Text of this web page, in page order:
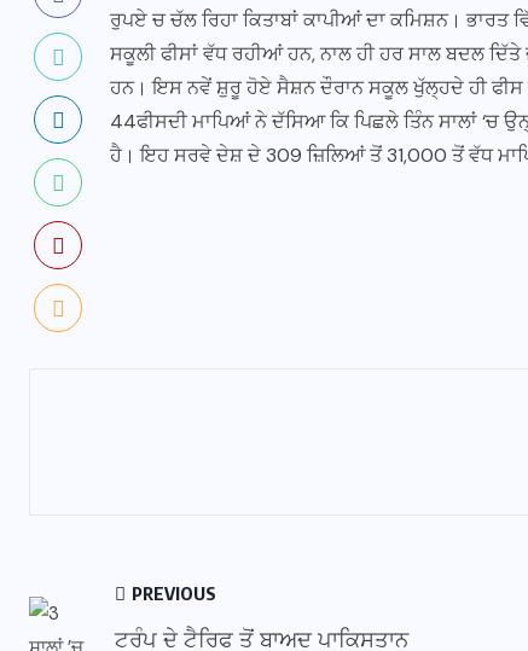
ਰੁਪਏ ਚ ਚੱਲ ਰਿਹਾ ਕਿਤਾਬਾਂ ਕਾਪੀਆਂ ਦਾ ਕਮਿਸ਼ਨ। ਭਾਰਤ
ਸਕੂਲੀ ਫੀਸਾਂ ਵੱਧ ਰਹੀਆਂ ਹਨ, ਨਾਲ ਹੀ ਹਰ ਸਾਲ ਬਦਲ
ਹਨ। ਇਸ ਨਵੇਂ ਸ਼ੁਰੂ ਹੋਏ ਸੈਸ਼ਨ ਦੌਰਾਨ ਸਕੂਲ ਖੁੱਲ੍ਹਦੇ ਹੀ ਫੀਸ
44ਫੀਸਦੀ ਮਾਪਿਆਂ ਨੇ ਦੱਸਿਆ ਕਿ ਪਿਛਲੇ ਤਿੰਨ ਸਾਲਾਂ ‘ਚ
ਹੈ। ਇਹ ਸਰਵੇ ਦੇਸ਼ ਦੇ 309 ਜ਼ਿਲਿਆਂ ਤੋਂ 31,000 ਤੋਂ ਵੱਧ
PREVIOUS
ਟਰੰਪ ਦੇ ਟੈਰਿਫ ਤੋਂ ਬਾਅਦ ਪਾਕਿਸਤਾਨ